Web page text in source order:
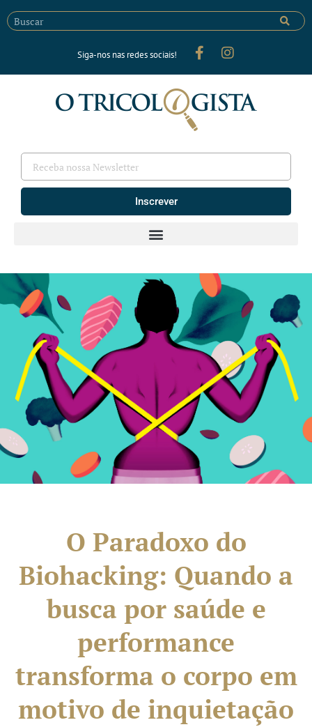
Siga-nos nas redes sociais!
Inscrever
O Paradoxo do
Biohacking: Quando a
busca por saúde e
performance
transforma o corpo em
motivo de inquietação